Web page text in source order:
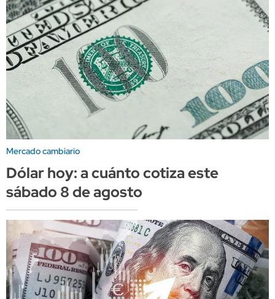
Mercado cambiario
Dólar hoy: a cuánto cotiza este
sábado 8 de agosto